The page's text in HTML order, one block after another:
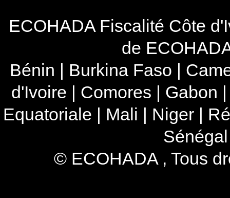
ECOHADA Fiscalité Côte
de
Bénin
Burkina Faso
d'Ivoire
Comores Gabon
Equatoriale
Mali Niger|
Sénégal
© ECOHADA , Tous